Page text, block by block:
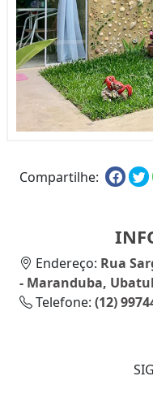
Compartilhe:
Endereço: Rua
- Maranduba,
Telefone: (12)